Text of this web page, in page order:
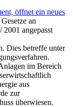
öffnet ein neues
an
angepasst
Dies betreffe unter
im Bereich
aus
zur
überwiesen.